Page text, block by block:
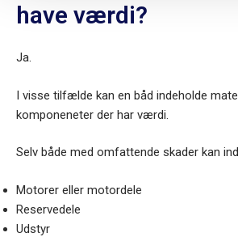
have værdi?
Ja.
I visse tilfælde kan en båd indeholde
komponeneter der har værdi.
Selv både med omfattende skader kan
Motorer eller motordele
Reservedele
Udstyr